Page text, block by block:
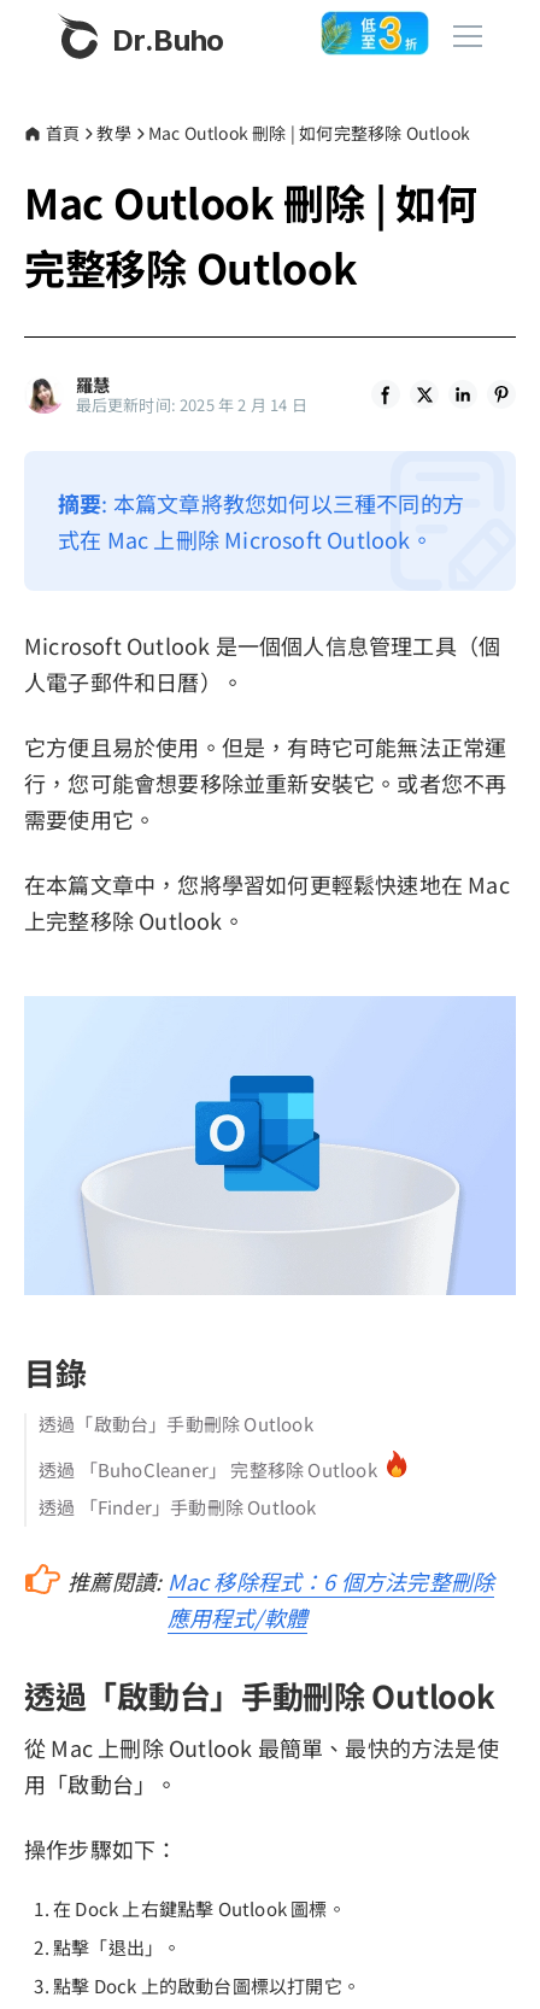
Dr.Buho
產品
BuhoCleaner
BuhoUnlocker
BuhoRepair
BuhoNTFS
商店
關於我們
聯絡我們
首頁 教學 Mac Outlook 刪除 | 如何完整移除 Outlook
Mac Outlook 刪除 | 如何
完整移除 Outlook
羅慧
最后更新时间: 2025 年 2 月 14 日
摘要: 本篇文章將教您如何以三種不同的方
式在 Mac 上刪除 Microsoft Outlook。
Microsoft Outlook 是一個個人信息管理工具（個
人電子郵件和日曆）。
它方便且易於使用。但是，有時它可能無法正常運
行，您可能會想要移除並重新安裝它。或者您不再
需要使用它。
在本篇文章中，您將學習如何更輕鬆快速地在 Mac
上完整移除 Outlook。
目錄
透過「啟動台」手動刪除 Outlook
透過 「BuhoCleaner」 完整移除 Outlook
透過 「Finder」手動刪除 Outlook
推薦閱讀: Mac 移除程式：6 個方法完整刪除
應用程式/軟體
透過「啟動台」手動刪除 Outlook
從 Mac 上刪除 Outlook 最簡單、最快的方法是使
用「啟動台」。
操作步驟如下：
在 Dock 上右鍵點擊 Outlook 圖標。
點擊「退出」。
點擊 Dock 上的啟動台圖標以打開它。